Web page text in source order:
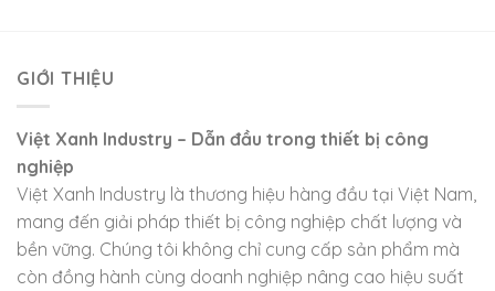
GIỚI THIỆU
Việt Xanh Industry – Dẫn đầu trong thiết bị công
nghiệp
Việt Xanh Industry là thương hiệu hàng đầu tại Việt Nam,
mang đến giải pháp thiết bị công nghiệp chất lượng và
bền vững. Chúng tôi không chỉ cung cấp sản phẩm mà
còn đồng hành cùng doanh nghiệp nâng cao hiệu suất